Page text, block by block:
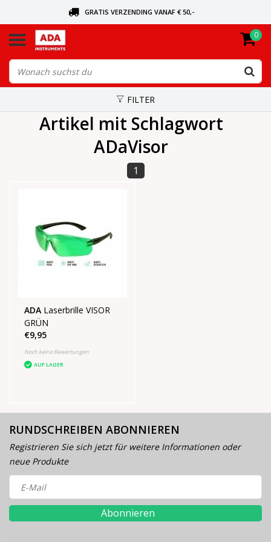
GRATIS VERZENDING VANAF € 50,-
VANDAAG BESTELD, VANDAAG VERZONDEN
0
FILTER
Artikel mit Schlagwort
ADaVisor
1
ADA Laserbrille VISOR
GRÜN
€9,95
Noch keine Bewertungen
AUF LAGER
RUNDSCHREIBEN ABONNIEREN
Registrieren Sie sich jetzt für weitere Informationen oder
neue Produkte
Abonnieren